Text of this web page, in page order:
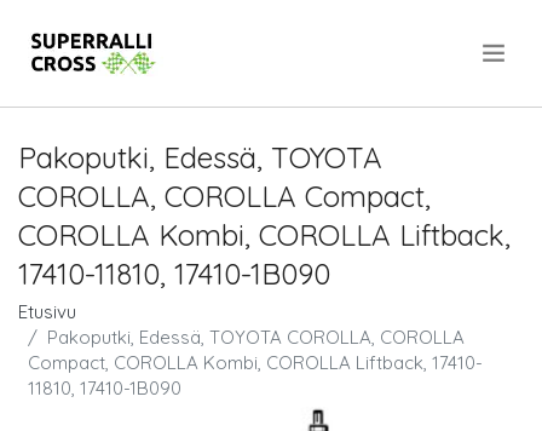
Pakoputki, Edessä, TOYOTA
COROLLA, COROLLA Compact,
COROLLA Kombi, COROLLA Liftback,
17410-11810, 17410-1B090
Etusivu
Pakoputki, Edessä, TOYOTA COROLLA, COROLLA
Compact, COROLLA Kombi, COROLLA Liftback, 17410-
11810, 17410-1B090